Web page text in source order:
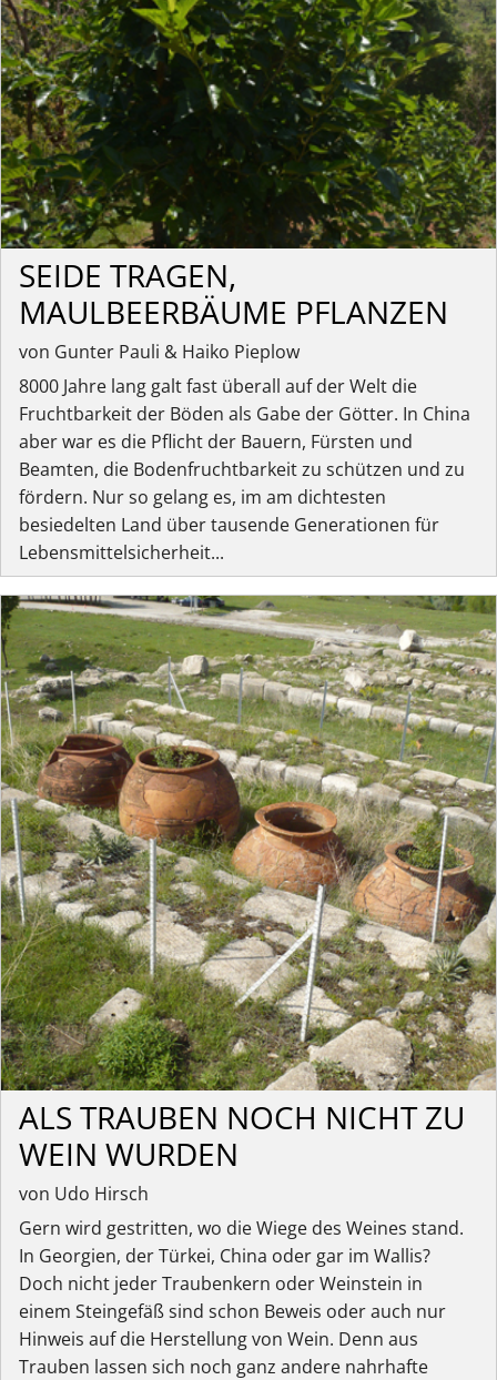
SEIDE TRAGEN,
MAULBEERBÄUME PFLANZEN
von Gunter Pauli & Haiko Pieplow
8000 Jahre lang galt fast überall auf der Welt die
Fruchtbarkeit der Böden als Gabe der Götter. In China
aber war es die Pflicht der Bauern, Fürsten und
Beamten, die Bodenfruchtbarkeit zu schützen und zu
fördern. Nur so gelang es, im am dichtesten
besiedelten Land über tausende Generationen für
Lebensmittelsicherheit...
ALS TRAUBEN NOCH NICHT ZU
WEIN WURDEN
von Udo Hirsch
Gern wird gestritten, wo die Wiege des Weines stand.
In Georgien, der Türkei, China oder gar im Wallis?
Doch nicht jeder Traubenkern oder Weinstein in
einem Steingefäß sind schon Beweis oder auch nur
Hinweis auf die Herstellung von Wein. Denn aus
Trauben lassen sich noch ganz andere nahrhafte